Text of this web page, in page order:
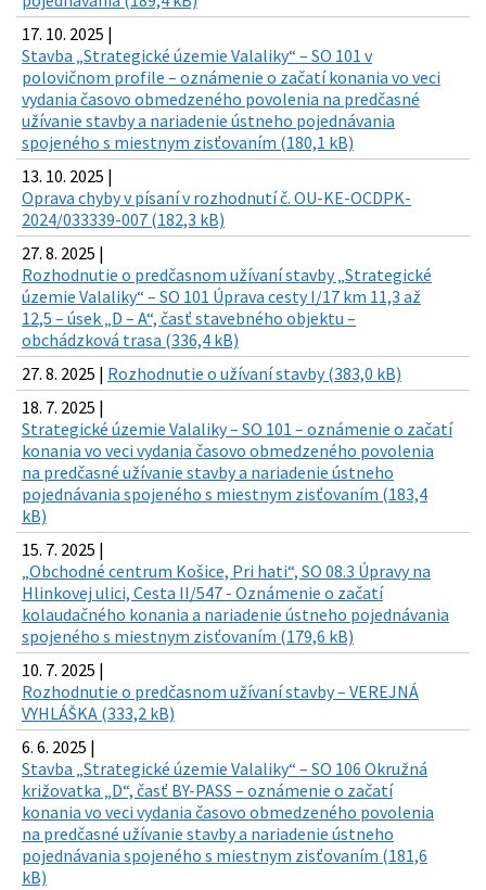
17. 10. 2025 |
Stavba „Strategické územie Valaliky“ – SO 101 v
polovičnom profile – oznámenie o začatí konania vo veci
vydania časovo obmedzeného povolenia na predčasné
užívanie stavby a nariadenie ústneho pojednávania
spojeného s miestnym zisťovaním (180,1 kB)
13. 10. 2025 |
Oprava chyby v písaní v rozhodnutí č. OU-KE-OCDPK-
2024/033339-007 (182,3 kB)
27. 8. 2025 |
Rozhodnutie o predčasnom užívaní stavby „Strategické
územie Valaliky“ – SO 101 Úprava cesty I/17 km 11,3 až
12,5 – úsek „D – A“, časť stavebného objektu –
obchádzková trasa (336,4 kB)
27. 8. 2025 | Rozhodnutie o užívaní stavby (383,0 kB)
18. 7. 2025 |
Strategické územie Valaliky – SO 101 – oznámenie o začatí
konania vo veci vydania časovo obmedzeného povolenia
na predčasné užívanie stavby a nariadenie ústneho
pojednávania spojeného s miestnym zisťovaním (183,4
kB)
15. 7. 2025 |
„Obchodné centrum Košice, Pri hati“, SO 08.3 Úpravy na
Hlinkovej ulici, Cesta II/547 - Oznámenie o začatí
kolaudačného konania a nariadenie ústneho pojednávania
spojeného s miestnym zisťovaním (179,6 kB)
10. 7. 2025 |
Rozhodnutie o predčasnom užívaní stavby – VEREJNÁ
VYHLÁŠKA (333,2 kB)
6. 6. 2025 |
Stavba „Strategické územie Valaliky“ – SO 106 Okružná
križovatka „D“, časť BY-PASS – oznámenie o začatí
konania vo veci vydania časovo obmedzeného povolenia
na predčasné užívanie stavby a nariadenie ústneho
pojednávania spojeného s miestnym zisťovaním (181,6
kB)